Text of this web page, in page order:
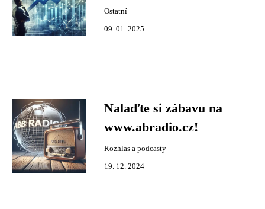
Ostatní
09. 01. 2025
Nalaďte si zábavu na
www.abradio.cz!
Rozhlas a podcasty
19. 12. 2024